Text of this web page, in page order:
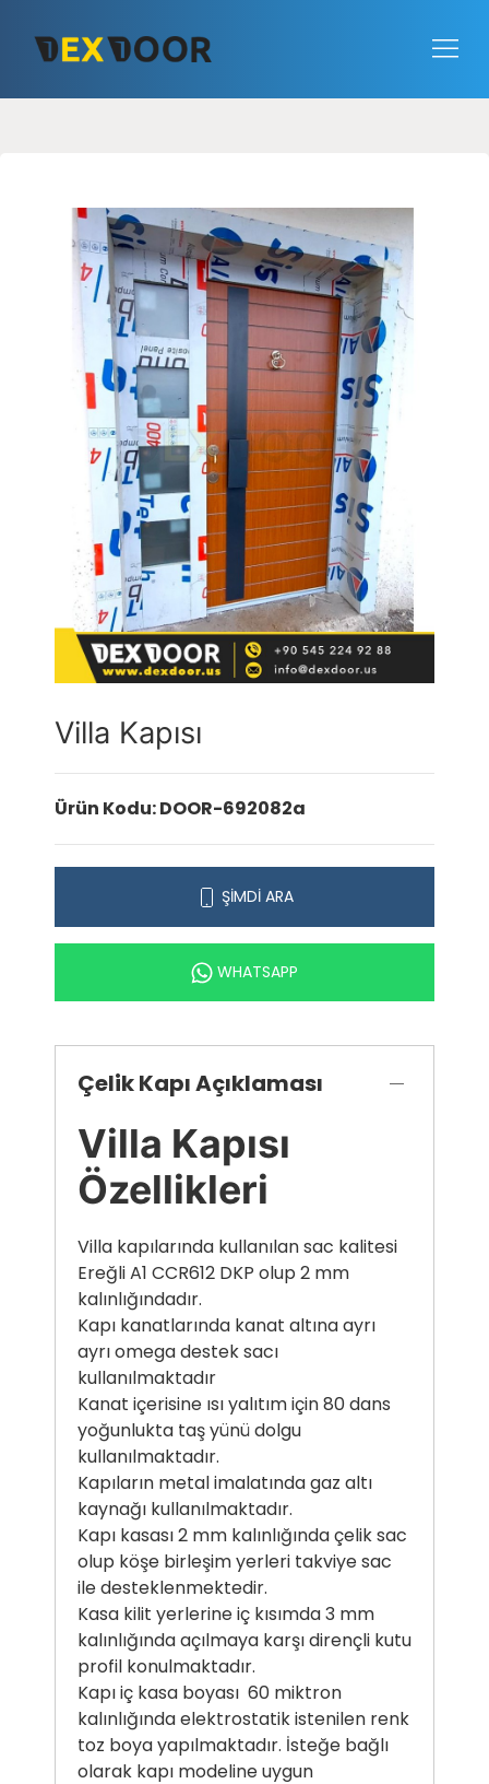
Villa Kapısı
Ürün Kodu: DOOR-692082a
ŞİMDİ ARA
WHATSAPP
Çelik Kapı Açıklaması
Villa Kapısı
Özellikleri
Villa kapılarında kullanılan sac kalitesi
Ereğli A1 CCR612 DKP olup 2 mm
kalınlığındadır.
Kapı kanatlarında kanat altına ayrı
ayrı omega destek sacı
kullanılmaktadır
Kanat içerisine ısı yalıtım için 80 dans
yoğunlukta taş yünü dolgu
kullanılmaktadır.
Kapıların metal imalatında gaz altı
kaynağı kullanılmaktadır.
Kapı kasası 2 mm kalınlığında çelik sac
olup köşe birleşim yerleri takviye sac
ile desteklenmektedir.
Kasa kilit yerlerine iç kısımda 3 mm
kalınlığında açılmaya karşı dirençli kutu
profil konulmaktadır.
Kapı iç kasa boyası 60 miktron
kalınlığında elektrostatik istenilen renk
toz boya yapılmaktadır. İsteğe bağlı
olarak kapı modeline uygun